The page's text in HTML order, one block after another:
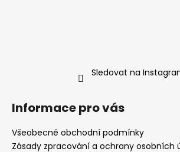
Sledovat na
Informace pro vás
Všeobecné obchodní podmínky
Zásady zpracování a ochrany osobních